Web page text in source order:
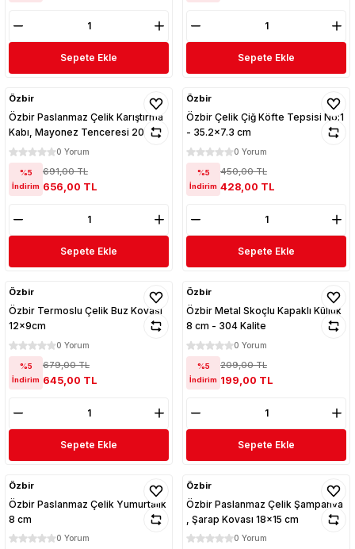
Sepete Ekle Sepete Ekle
Özbir
Özbir Paslanmaz Çelik Karıştırma
Kabı, Mayonez Tenceresi 20 cm
0 Yorum
%5
İndirim
691,00 TL
656,00 TL
Sepete Ekle
Özbir
Özbir Çelik Çiğ Köfte Tepsisi No:1
- 35.2x7.3 cm
0 Yorum
%5
İndirim
450,00 TL
428,00 TL
Sepete Ekle
Özbir
Özbir Termoslu Çelik Buz Kovası
12x9cm
0 Yorum
%5
İndirim
679,00 TL
645,00 TL
Sepete Ekle
Özbir
Özbir Metal Skoçlu Kapaklı Küllük
8 cm - 304 Kalite
0 Yorum
%5
İndirim
209,00 TL
199,00 TL
Sepete Ekle
Özbir
Özbir Paslanmaz Çelik Yumurtalık
8 cm
0 Yorum
Özbir
Özbir Paslanmaz Çelik Şampanya
, Şarap Kovası 18x15 cm
0 Yorum